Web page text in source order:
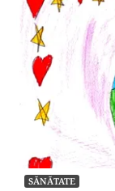
SĂNĂTATE